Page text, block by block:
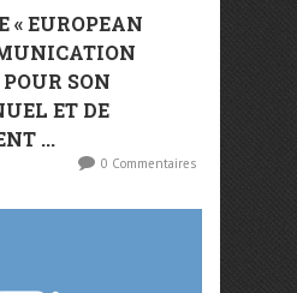
« EUROPEAN
SON
ET DE
...
0 Commentaires